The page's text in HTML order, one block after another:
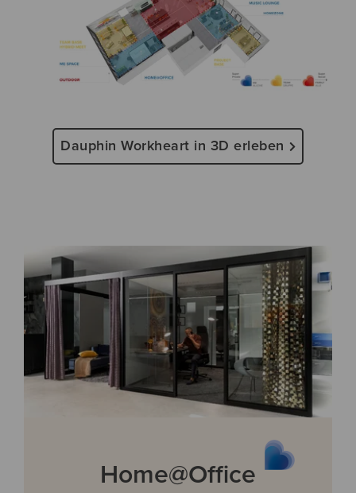
Dauphin Workheart in 3D erleben
Home@Office